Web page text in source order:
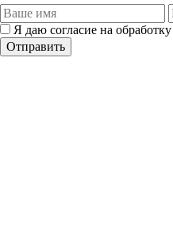
Я даю согласие на обработку